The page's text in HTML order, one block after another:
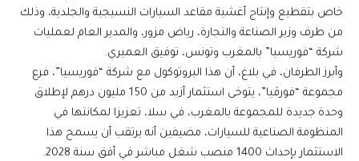
خاص بتقطيع وإنتاج أغشية مقاعد السيارات النسيجية والجلدية، وذلك
من طرف وزير الصناعة والتجارة، رياض مزور، والمدير العام لعمليات
شركة “فوريسيا” بالمغرب وتونس، توفيق العميري.
وأبرز الطرفان، في بلاغ، أن هذا البروتوكول مع شركة “فوريسيا”، فرع
مجموعة “فورڤيا”، يتوخى استثمار أزيد من 150 مليون درهم لإطلاق
وحدة جديدة للمجموعة بالمغرب، في سلا، تعزيزا لمكانتها في
المنظومة الصناعية للسيارات، مضيفين أنه يرتقب أن يسمح هذا
الاستثمار بإحداث 1400 منصب شغل مباشر في أفق سنة 2028.